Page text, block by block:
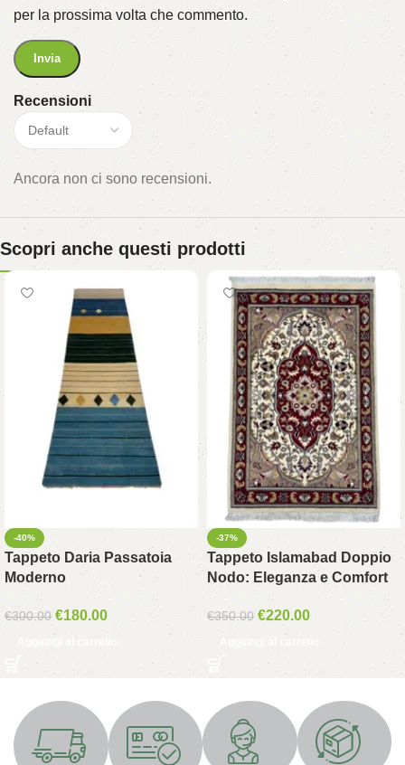
Recensioni
Ancora non ci sono recensioni.
per la prossima volta che commento.
Scopri anche questi prodotti
-40%
Tappeto Daria Passatoia
Moderno
€300.00 €180.00
Aggiungi al carrello
-37%
Tappeto Islamabad Doppio
Nodo: Eleganza e Comfort
€350.00 €220.00
Aggiungi al carrello